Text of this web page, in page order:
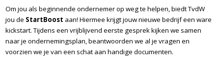
Om jou als beginnende ondernemer op weg te helpen, biedt TvdW
jou de StartBoost aan! Hiermee krijgt jouw nieuwe bedrijf een ware
kickstart. Tijdens een vrijblijvend eerste gesprek kijken we samen
naar je ondernemingsplan, beantwoorden we al je vragen en
voorzien we je van een schat aan handige documenten.